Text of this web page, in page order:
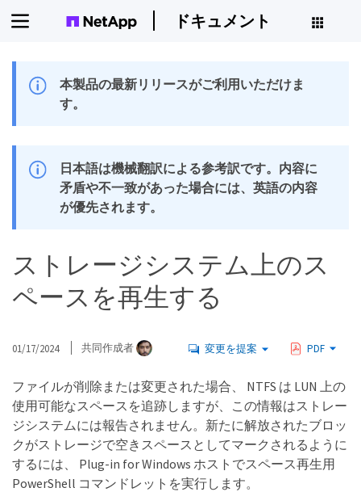
ドキュメント
本製品の最新リリースがご利用いただけま
す。
日本語は機械翻訳による参考訳です。内容に
矛盾や不一致があった場合には、英語の内容
が優先されます。
ストレージシステム上のス
ペースを再生する
01/17/2024 共同作成者 変更を提案 PDF
ファイルが削除または変更された場合、 NTFS は LUN 上の
使用可能なスペースを追跡しますが、この情報はストレー
ジシステムには報告されません。新たに解放されたブロッ
クがストレージで空きスペースとしてマークされるように
するには、 Plug-in for Windows ホストでスペース再生用
PowerShell コマンドレットを実行します。